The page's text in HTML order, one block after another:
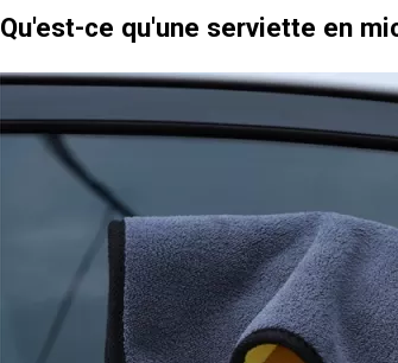
Qu'est-ce qu'une serviette en